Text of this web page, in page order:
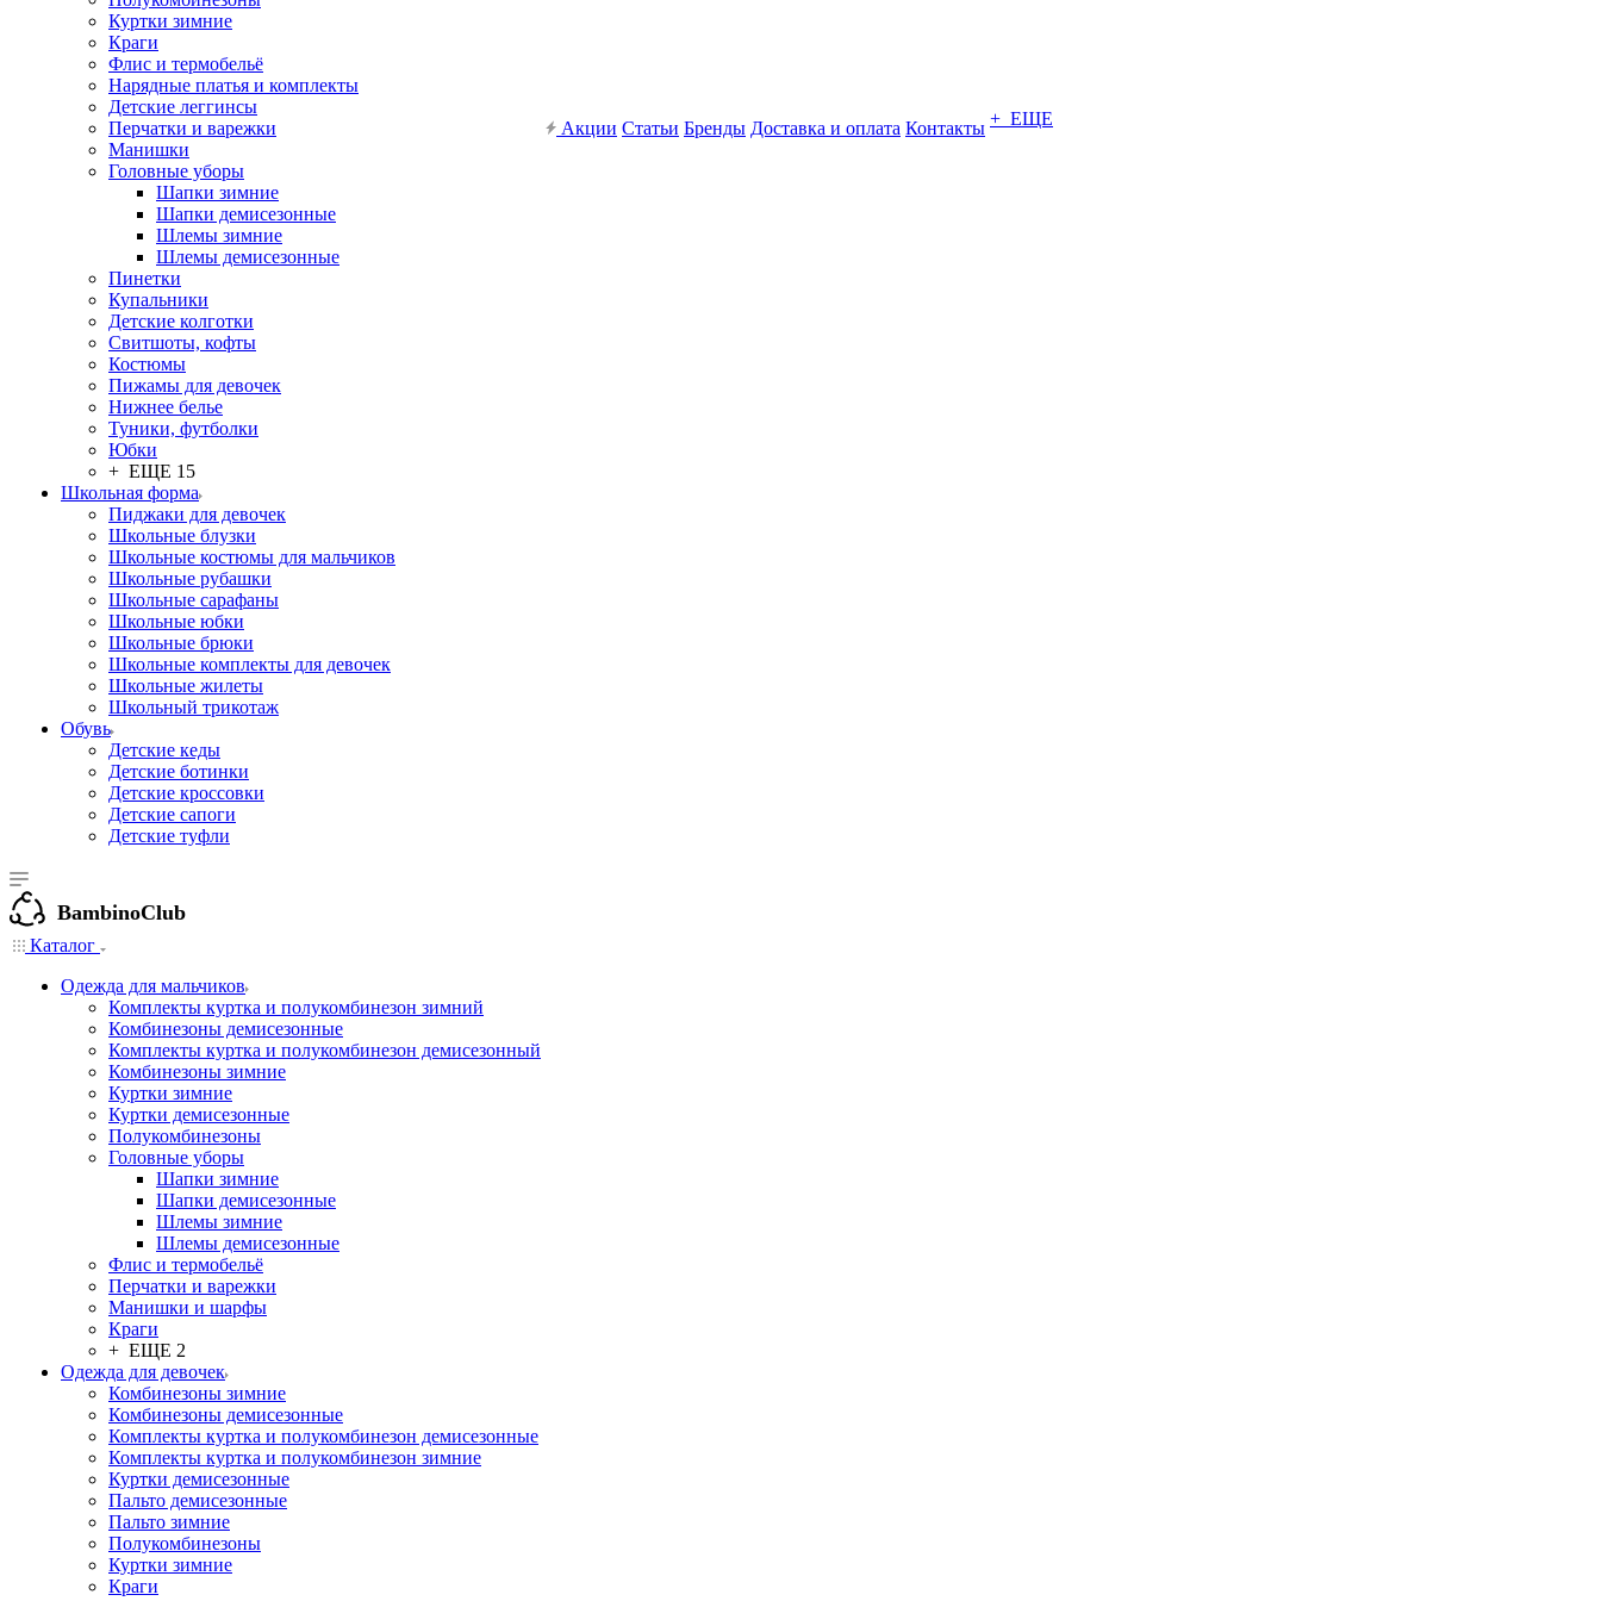
Куртки зимние
Краги
Флис и термобельё
Нарядные платья и комплекты
Детские леггинсы
Перчатки и варежки
Манишки
Головные уборы
Шапки зимние
Шапки демисезонные
Шлемы зимние
Шлемы демисезонные
Пинетки
Купальники
Детские колготки
Свитшоты, кофты
Костюмы
Пижамы для девочек
Нижнее белье
Туники, футболки
Юбки
+ ЕЩЕ 15
Школьная форма
Пиджаки для девочек
Школьные блузки
Школьные костюмы для мальчиков
Школьные рубашки
Школьные сарафаны
Школьные юбки
Школьные брюки
Школьные комплекты для девочек
Школьные жилеты
Школьный трикотаж
Обувь
Детские кеды
Детские ботинки
Детские кроссовки
Детские сапоги
Детские туфли
Акции Статьи Бренды Доставка и оплата Контакты + ЕЩЕ
BambinoClub
Каталог
Одежда для мальчиков
Комплекты куртка и полукомбинезон зимний
Комбинезоны демисезонные
Комплекты куртка и полукомбинезон демисезонный
Комбинезоны зимние
Куртки зимние
Куртки демисезонные
Полукомбинезоны
Головные уборы
Шапки зимние
Шапки демисезонные
Шлемы зимние
Шлемы демисезонные
Флис и термобельё
Перчатки и варежки
Манишки и шарфы
Краги
+ ЕЩЕ 2
Одежда для девочек
Комбинезоны зимние
Комбинезоны демисезонные
Комплекты куртка и полукомбинезон демисезонные
Комплекты куртка и полукомбинезон зимние
Куртки демисезонные
Пальто демисезонные
Пальто зимние
Полукомбинезоны
Куртки зимние
Краги